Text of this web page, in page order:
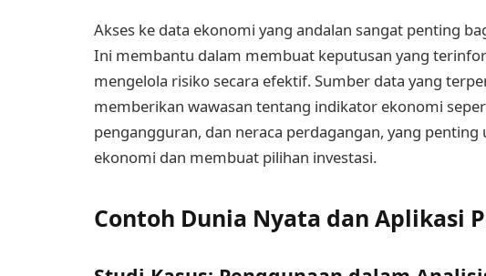
Akses ke data ekonomi yang andalan sangat penting
Ini membantu dalam membuat keputusan yang
mengelola risiko secara efektif. Sumber data yang
memberikan wawasan tentang indikator ekonomi
pengangguran, dan neraca perdagangan, yang
ekonomi dan membuat pilihan investasi.
Contoh Dunia Nyata dan Aplikasi